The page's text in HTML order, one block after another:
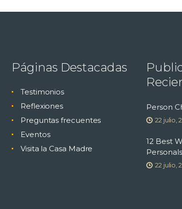
Páginas Destacadas
Testimonios
Reflexiones
Preguntas frecuentes
Eventos
Visita la Casa Madre
Person
22 julio,
12 Best
22 julio,